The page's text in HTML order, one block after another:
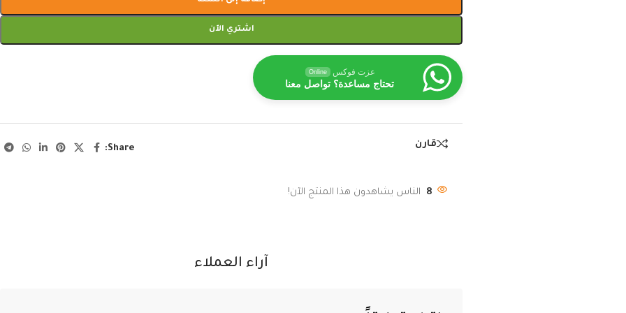
اشتري الآن
عزت فوكس Online
تحتاج مساعدة؟ تواصل معنا
قارن Share:
8 الناس يشاهدون هذا المنتج الآن!
آراء العملاء